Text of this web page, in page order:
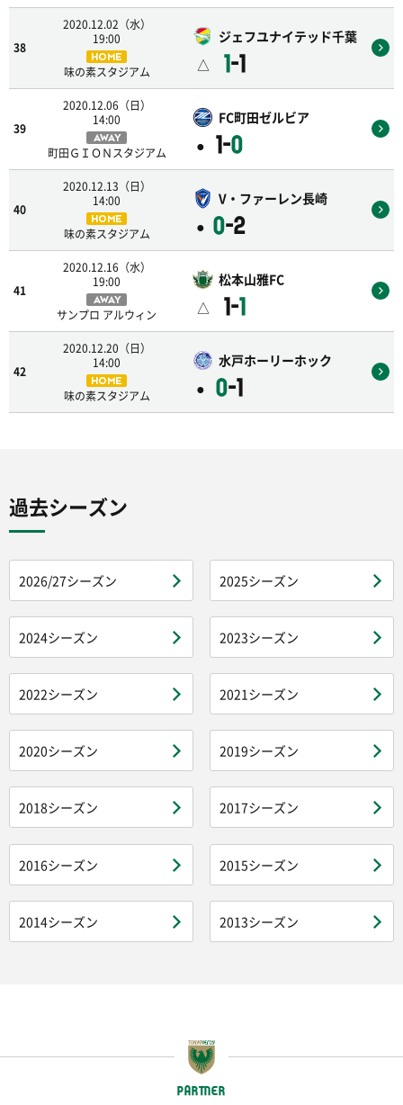
38
2020.12.02（水）
19:00
HOME
味の素スタジアム
ジェフユナイテッド千葉
△ 1-1
39
2020.12.06（日）
14:00
AWAY
町田ＧＩＯＮスタジアム
FC町田ゼルビア
● 1-0
40
2020.12.13（日）
14:00
HOME
味の素スタジアム
V・ファーレン長崎
● 0-2
41
2020.12.16（水）
19:00
AWAY
サンプロ アルウィン
松本山雅FC
△ 1-1
42
2020.12.20（日）
14:00
HOME
味の素スタジアム
水戸ホーリーホック
● 0-1
過去シーズン
2026/27シーズン 2025シーズン
2024シーズン 2023シーズン
2022シーズン 2021シーズン
2020シーズン 2019シーズン
2018シーズン 2017シーズン
2016シーズン 2015シーズン
2014シーズン 2013シーズン
PARTNER